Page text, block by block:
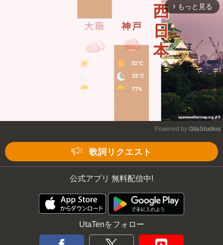
arrow_forward_ios もっと見る
Powered by GliaStudios
歌詞リクエスト
公式アプリ 無料配信中!
UtaTenをフォロー